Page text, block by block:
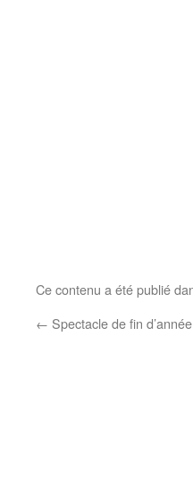
Ce contenu a été publié
← Spectacle de fin d’année